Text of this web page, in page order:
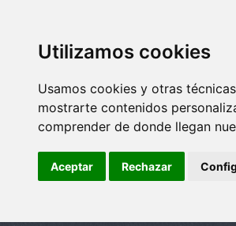
Utilizamos cookies
Usamos cookies y otras
mostrarte contenidos
comprender de donde llegan
Aceptar Rechazar